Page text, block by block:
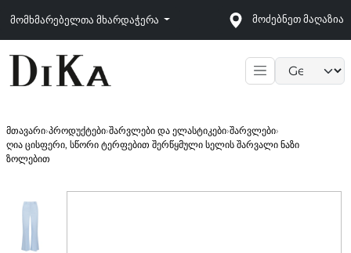
მომხმარებელთა მხარდაჭერა მოძებნეთ მაღაზია
მთავარი›პროდუქტები›შარვლები და ელასტიკები›შარვლები›
ღია ცისფერი, სწორი ტერფებით შერწყმული სელის შარვალი ნაზი
ზოლებით